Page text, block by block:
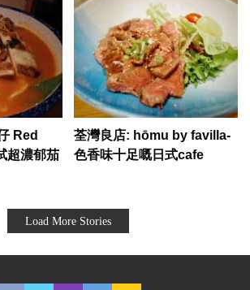
Red
超濃郁茄
荃灣良店: hōmu by favilla-
色香味十足嘅日式cafe
Load More Stories